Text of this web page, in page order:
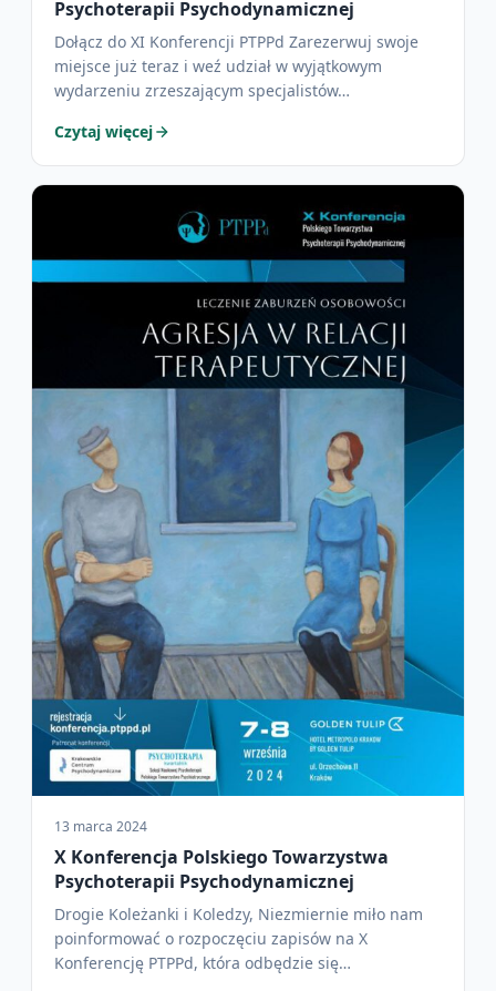
Psychoterapii Psychodynamicznej
Dołącz do XI Konferencji PTPPd Zarezerwuj swoje
miejsce już teraz i weź udział w wyjątkowym
wydarzeniu zrzeszającym specjalistów…
Czytaj więcej
13 marca 2024
X Konferencja Polskiego Towarzystwa
Psychoterapii Psychodynamicznej
Drogie Koleżanki i Koledzy, Niezmiernie miło nam
poinformować o rozpoczęciu zapisów na X
Konferencję PTPPd, która odbędzie się…